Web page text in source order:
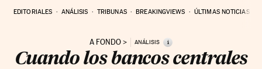
EDITORIALES ANÁLISIS TRIBUNAS BREAKINGVIEWS ÚLTIMAS NOTICIAS
A FONDO ANÁLISIS i
Cuando los bancos centrales